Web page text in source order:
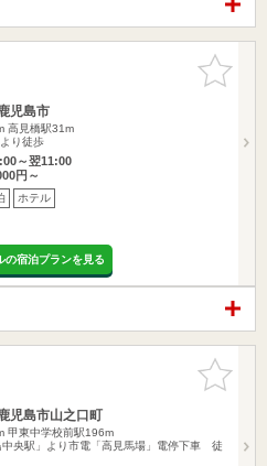
お気に入
りに追加
児島市
高見橋駅31m
り徒歩
～翌11:00
円～
ホテル
の宿泊プランを見る
お気に入
りに追加
児島市山之口町
甲東中学校前駅196m
中央駅」より市電「高見馬場」電停下車 徒